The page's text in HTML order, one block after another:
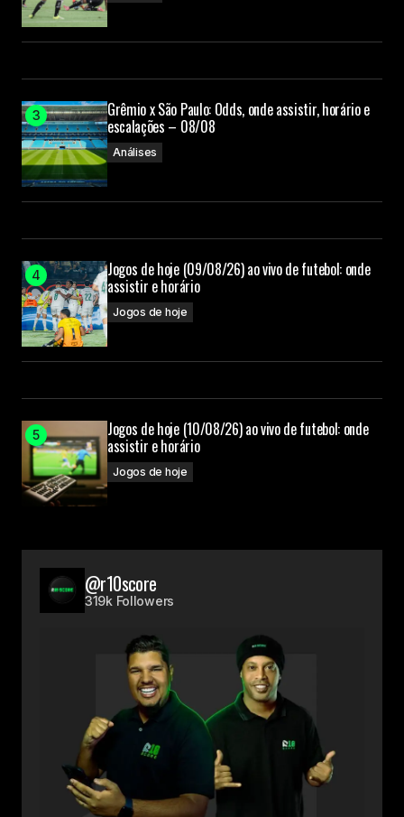
Grêmio x São Paulo: Odds, onde assistir, horário e
escalações – 08/08
Análises
Jogos de hoje (09/08/26) ao vivo de futebol: onde
assistir e horário
Jogos de hoje
Jogos de hoje (10/08/26) ao vivo de futebol: onde
assistir e horário
Jogos de hoje
@r10score
319k Followers